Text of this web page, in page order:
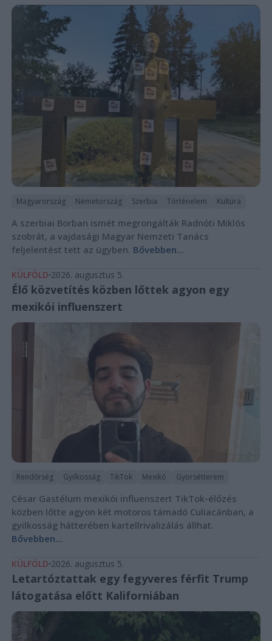
Magyarország Németország Szerbia Történelem Kultúra
A szerbiai Borban ismét megrongálták Radnóti Miklós
szobrát, a vajdasági Magyar Nemzeti Tanács
feljelentést tett az ügyben. Bővebben...
KÜLFÖLD 2026. augusztus 5.
Élő közvetítés közben lőttek agyon egy
mexikói influenszert
Rendőrség Gyilkosság TikTok Mexikó Gyorsétterem
César Gastélum mexikói influenszert TikTok-élőzés
közben lőtte agyon két motoros támadó Culiacánban, a
gyilkosság hátterében kartellrivalizálás állhat.
Bővebben...
KÜLFÖLD 2026. augusztus 5.
Letartóztattak egy fegyveres férfit Trump
látogatása előtt Kaliforniában